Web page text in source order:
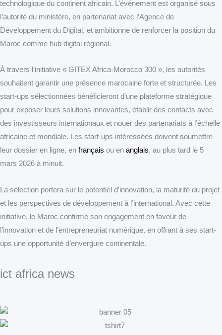
technologique du continent africain. L’événement est organisé sous
l’autorité du ministère, en partenariat avec l’Agence de
Développement du Digital, et ambitionne de renforcer la position du
Maroc comme hub digital régional.
À travers l’initiative « GITEX Africa-Morocco 300 », les autorités
souhaitent garantir une présence marocaine forte et structurée. Les
start-ups sélectionnées bénéficieront d’une plateforme stratégique
pour exposer leurs solutions innovantes, établir des contacts avec
des investisseurs internationaux et nouer des partenariats à l’échelle
africaine et mondiale. Les start-ups intéressées doivent soumettre
leur dossier en ligne, en français ou en anglais, au plus tard le 5
mars 2026 à minuit.
La sélection portera sur le potentiel d’innovation, la maturité du projet
et les perspectives de développement à l’international. Avec cette
initiative, le Maroc confirme son engagement en faveur de
l’innovation et de l’entrepreneuriat numérique, en offrant à ses start-
ups une opportunité d’envergure continentale.
ict africa news